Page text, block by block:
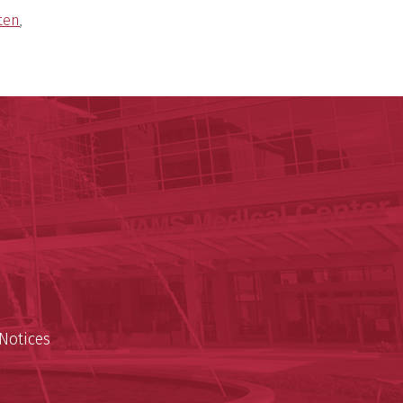
,
Arkansas for Medical Sciences
Sciences